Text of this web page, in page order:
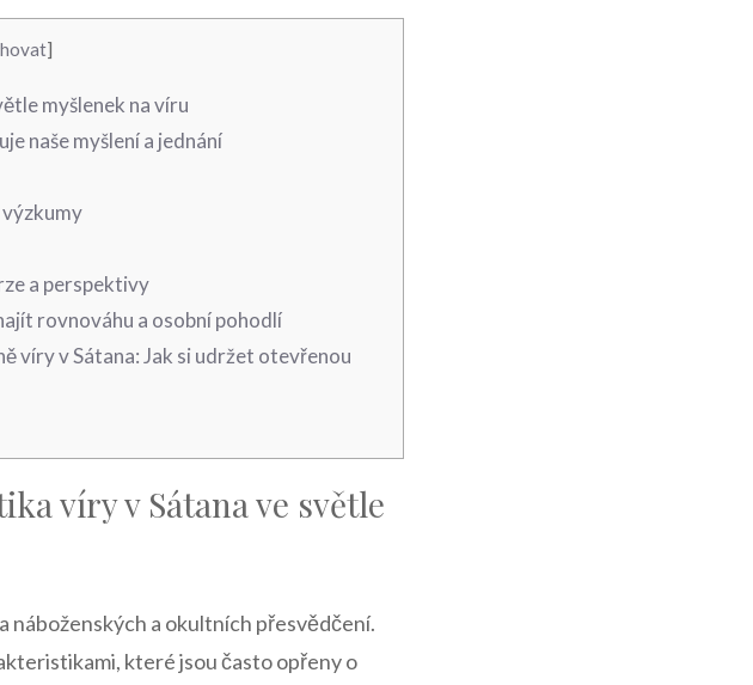
]
⁣myšlenek na víru
naše‌ myšlení a jednání
a perspektivy
rovnováhu a osobní pohodlí
víry v Sátana: ⁣Jak⁣ si ⁤udržet otevřenou
víry v Sátana ve světle
náboženských ⁢a okultních přesvědčení.
které jsou​ často opřeny o